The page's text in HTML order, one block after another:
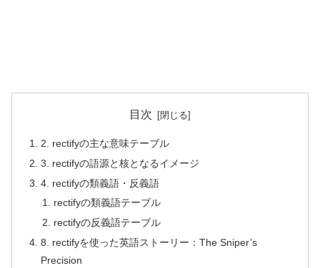
目次
2. rectifyの主な意味テーブル
3. rectifyの語源と核となるイメージ
4. rectifyの類義語・反義語
rectifyの類義語テーブル
rectifyの反義語テーブル
8. rectifyを使った英語ストーリー：The Sniper’s
Precision